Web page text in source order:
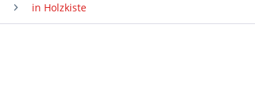
in Holzkiste